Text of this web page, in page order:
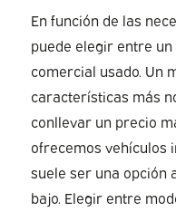
En función de las
puede elegir entre
comercial usado. Un
características más
conllevar un precio
ofrecemos vehículos
suele ser una opción
bajo. Elegir entre